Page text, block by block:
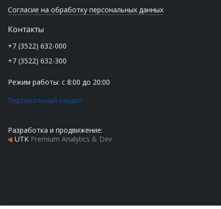
Согласие на обработку персональных данных
Контакты
+7 (3522) 632-000
+7 (3522) 632-300
Режим работы: с 8:00 до 20:00
Персональный раздел
Разработка и продвижение:
UTK Premium Analytics & Dev